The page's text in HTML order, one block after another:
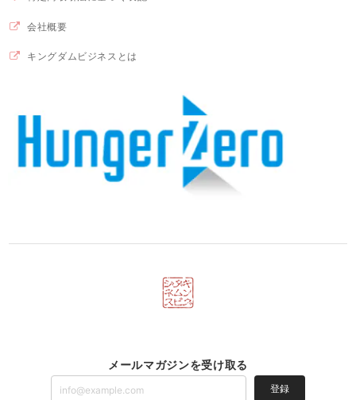
会社概要
キングダムビジネスとは
メールマガジンを受け取る
登録